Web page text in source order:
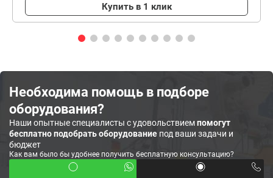
Купить в 1 клик
Необходима помощь в подборе
оборудования?
Наши опытные специалисты с удовольствиемпомогут
бесплатно подобрать оборудование под ваши задачи и
бюджет
Как вам было бы удобнее получить бесплатную консультацию?